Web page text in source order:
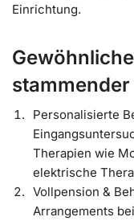
Einrichtung.
Personalisierte
Therapien wie
elektrische
Vollpension &
Arrangements